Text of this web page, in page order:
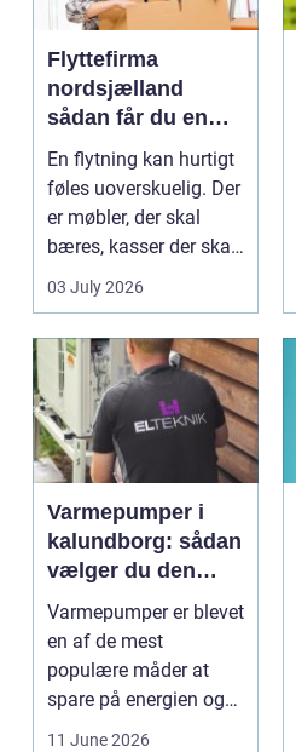
Flyttefirma
nordsjælland
sådan får du en
tryg og effektiv
flytning
En flytning kan hurtigt
føles uoverskuelig. Der
er møbler, der skal
bæres, kasser der skal
pakkes, o...
03 July 2026
Varmepumper i
kalundborg: sådan
vælger du den
rigtige løsning
Varmepumper er blevet
en af de mest
populære måder at
spare på energien og
få et bedre indeklima
11 June 2026